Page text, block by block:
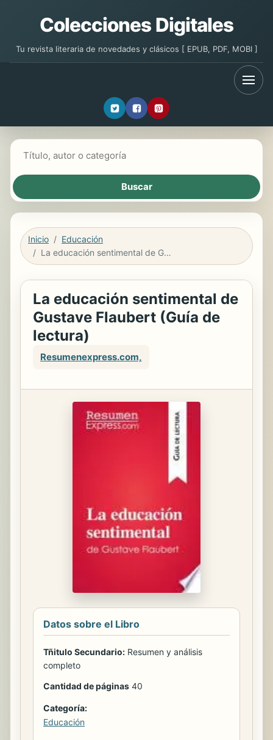
Colecciones Digitales
Tu revista literaria de novedades y clásicos [ EPUB, PDF, MOBI ]
Inicio
Educación
La educación sentimental de Gustave Flaubert (Guía de lectura)
La educación sentimental de
Gustave Flaubert (Guía de
lectura)
Resumenexpress.com,
Datos sobre el Libro
Tñitulo Secundario: Resumen y análisis
completo
Cantidad de páginas 40
Categoría:
Educación